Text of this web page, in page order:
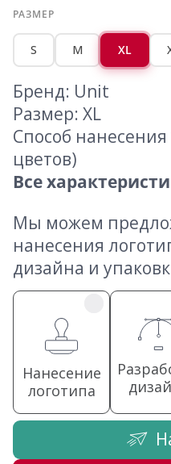
РАЗМЕР
S M XL
Бренд: Unit
Размер: XL
Способ
цветов)
Все
Мы можем
нанесения
дизайна и
Нанесение
логотипа